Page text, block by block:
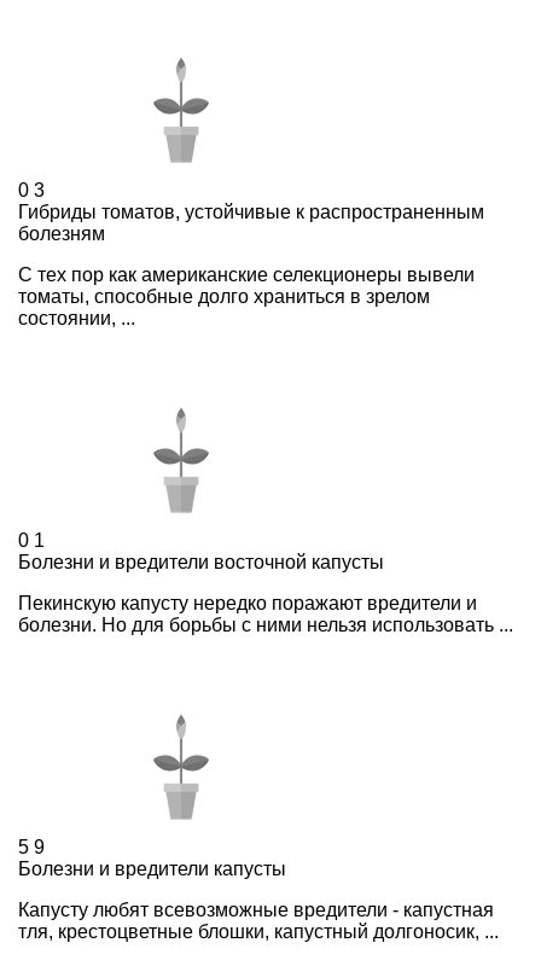
0 3
Гибриды томатов, устойчивые к распространенным
болезням
С тех пор как американские селекционеры вывели
томаты, способные долго храниться в зрелом
состоянии, ...
0 1
Болезни и вредители восточной капусты
Пекинскую капусту нередко поражают вредители и
болезни. Но для борьбы с ними нельзя использовать ...
5 9
Болезни и вредители капусты
Капусту любят всевозможные вредители - капустная
тля, крестоцветные блошки, капустный долгоносик, ...